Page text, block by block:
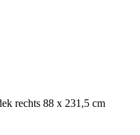
rechts 88 x 231,5 cm